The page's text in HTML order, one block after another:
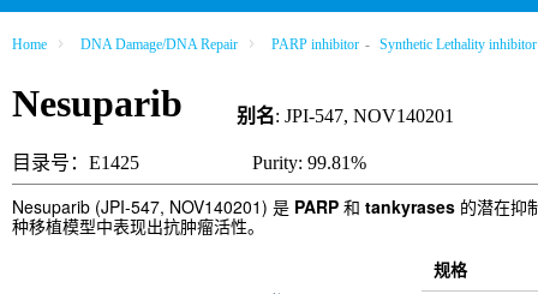
Home DNA Damage/DNA Repair PARP inhibitor - Synthetic Lethality inhibitor
Nesuparib 别名: JPI-547, NOV140201
目录号：E1425 Purity: 99.81%
Nesuparib (JPI-547, NOV140201) 是 PARP 和 tankyrases 的潜在抑
种移植模型中表现出抗肿瘤活性。
规格